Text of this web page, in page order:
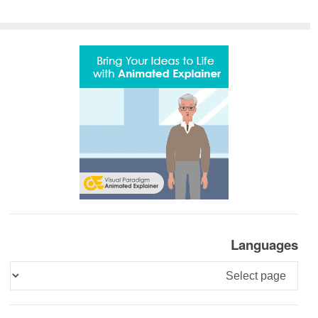
Languages
Languages